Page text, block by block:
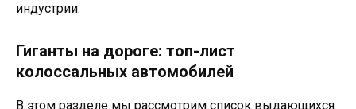
индустрии.
Гиганты на дороге: топ-лист
колоссальных автомобилей
В этом разделе мы рассмотрим список выдающихся